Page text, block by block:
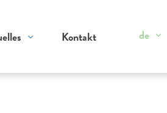
Kontakt de